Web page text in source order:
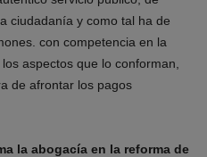
ciudadanía y como tal ha de
con competencia en la
aspectos que lo conforman,
de afrontar los pagos
la abogacía en la reforma de